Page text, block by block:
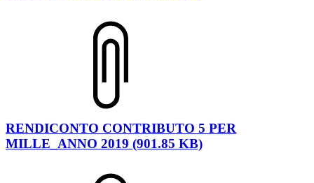
RENDICONTO CONTRIBUTO 5 PER
MILLE_ANNO 2019 (901.85 KB)